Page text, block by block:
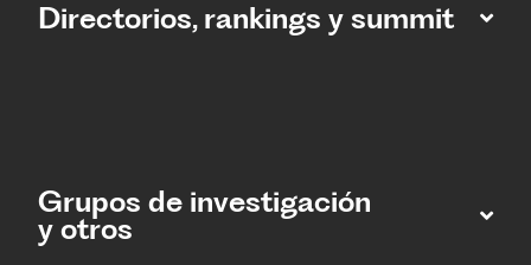
Directorios, rankings y summit
Grupos de investigación
y otros